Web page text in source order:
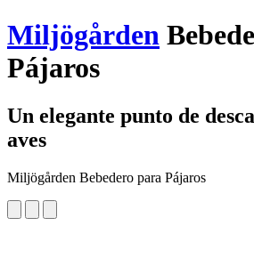
Miljögården
Pájaros
Un elegante punto de
aves
Miljögården Bebedero para Pájaros